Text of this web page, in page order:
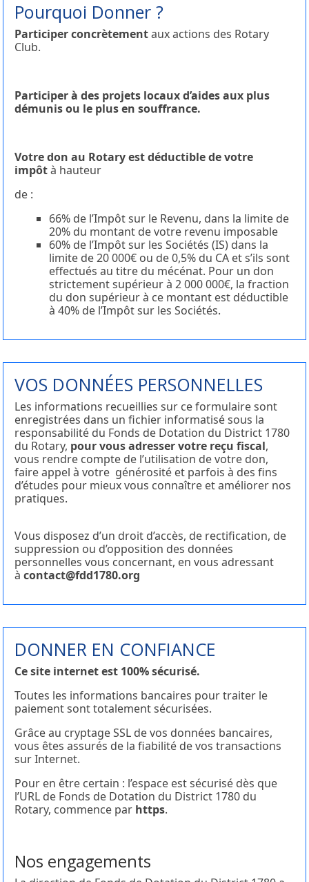
Pourquoi Donner ?
Participer concrètementaux actions des Rotary
Club.
Participer à des projets locaux d’aides aux plus
démunis ou le plus en souffrance.
Votre don au Rotary est déductible de votre
impôtà hauteur
de :
66% de l’Impôt sur le Revenu, dans la limite de
20% du montant de votre revenu imposable
60% de l’Impôt sur les Sociétés (IS) dans la
limite de 20 000€ ou de 0,5% du CA et s’ils sont
effectués au titre du mécénat. Pour un don
strictement supérieur à 2 000 000€, la fraction
du don supérieur à ce montant est déductible
à 40% de l’Impôt sur les Sociétés.
VOS DONNÉES PERSONNELLES
Les informations recueillies sur ce formulaire sont
enregistrées dans un fichier informatisé sous la
responsabilité du Fonds de Dotation du District 1780
du Rotary, pour vous adresser votre reçu fiscal,
vous rendre compte de l’utilisation de votre don,
faire appel à votre générosité et parfois à des fins
d’études pour mieux vous connaître et améliorer nos
pratiques.
Vous disposez d’un droit d’accès, de rectification, de
suppression ou d’opposition des données
personnelles vous concernant, en vous adressant
à contact@fdd1780.org
DONNER EN CONFIANCE
Ce site internet est 100% sécurisé.
Toutes les informations bancaires pour traiter le
paiement sont totalement sécurisées.
Grâce au cryptage SSL de vos données bancaires,
vous êtes assurés de la fiabilité de vos transactions
sur Internet.
Pour en être certain : l’espace est sécurisé dès que
l’URL de Fonds de Dotation du District 1780 du
Rotary, commence par https.
Nos engagements